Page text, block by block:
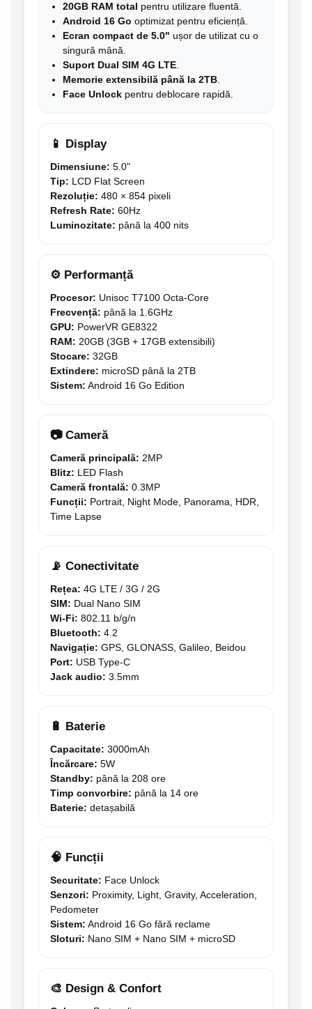
20GB RAM total pentru utilizare fluentă.
Android 16 Go optimizat pentru eficiență.
Ecran compact de 5.0" ușor de utilizat cu o
singură mână.
Suport Dual SIM 4G LTE
Memorie extensibilă până la 2TB
Face Unlock pentru deblocare rapidă.
📱 Display
Dimensiune: 5.0"
Tip: LCD Flat Screen
Rezoluție: 480 × 854 pixeli
Refresh Rate: 60Hz
Luminozitate: până la 400 nits
⚙️ Performanță
Procesor: Unisoc T7100 Octa-Core
Frecvență: până la 1.6GHz
GPU: PowerVR GE8322
RAM: 20GB (3GB + 17GB extensibili)
Stocare: 32GB
Extindere: microSD până la 2TB
Sistem: Android 16 Go Edition
📷 Cameră
Cameră principală: 2MP
Blitz: LED Flash
Cameră frontală: 0.3MP
Funcții: Portrait, Night Mode, Panorama, HDR,
Time Lapse
📡 Conectivitate
Rețea: 4G LTE / 3G / 2G
SIM: Dual Nano SIM
Wi-Fi: 802.11 b/g/n
Bluetooth: 4.2
Navigație: GPS, GLONASS, Galileo, Beidou
Port: USB Type-C
Jack audio: 3.5mm
🔋 Baterie
Capacitate: 3000mAh
Încărcare: 5W
Standby: până la 208 ore
Timp convorbire: până la 14 ore
Baterie: detașabilă
🧠 Funcții
Securitate: Face Unlock
Senzori: Proximity, Light, Gravity, Acceleration,
Pedometer
Sistem: Android 16 Go fără reclame
Sloturi: Nano SIM + Nano SIM + microSD
🎨 Design & Confort